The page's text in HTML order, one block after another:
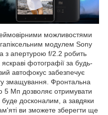
можливостями
модулем Sony
з апертурою f/2.2 робить
фотографії за будь-
автофокус забезпечує
змащування. Фронтальна
5 Мп дозволяє отримувати
досконалим, а завдяки
ви зможете зберегти ще